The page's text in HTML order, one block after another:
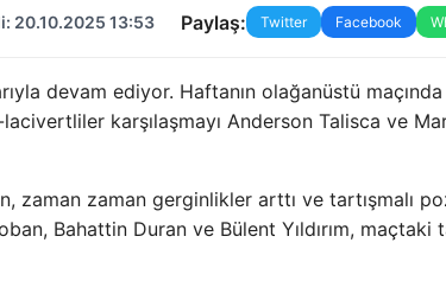
20.10.2025 13:53 Paylaş: Twitter Facebook
devam ediyor. Haftanın olağanüstü
lacivertliler karşılaşmayı Anderson Talisca ve
zaman zaman gerginlikler arttı ve tartışmalı
Bahattin Duran ve Bülent Yıldırım, maçtaki